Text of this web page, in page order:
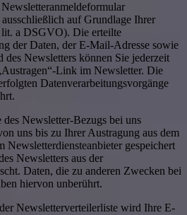
auf Grundlage Ihrer
a DSGVO). Die erteilte
der Daten, der E-Mail-Adresse sowie
des Newsletters können Sie jederzeit
Link im Newsletter. Die
Datenverarbeitungsvorgänge
Newsletter-Bezugs bei uns
uns bis zu Ihrer Austragung aus dem
Newsletterdiensteanbieter gespeichert
Newsletters aus der
Daten, die zu anderen Zwecken bei
hiervon unberührt.
Newsletterverteilerliste wird Ihre E-